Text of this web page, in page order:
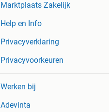
Marktplaats Zakelijk
Help en Info
Privacyverklaring
Privacyvoorkeuren
Werken bij
Adevinta